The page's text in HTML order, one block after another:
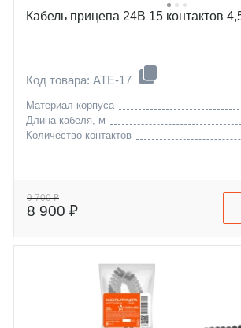
Кабель прицепа 24В 15 контактов
Код товара: ATE-17
Материал корпуса
Длина кабеля, м
Количество контактов
9 700 ₽
8 900 ₽